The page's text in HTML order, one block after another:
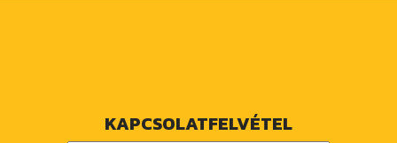
KAPCSOLATFELVÉTEL